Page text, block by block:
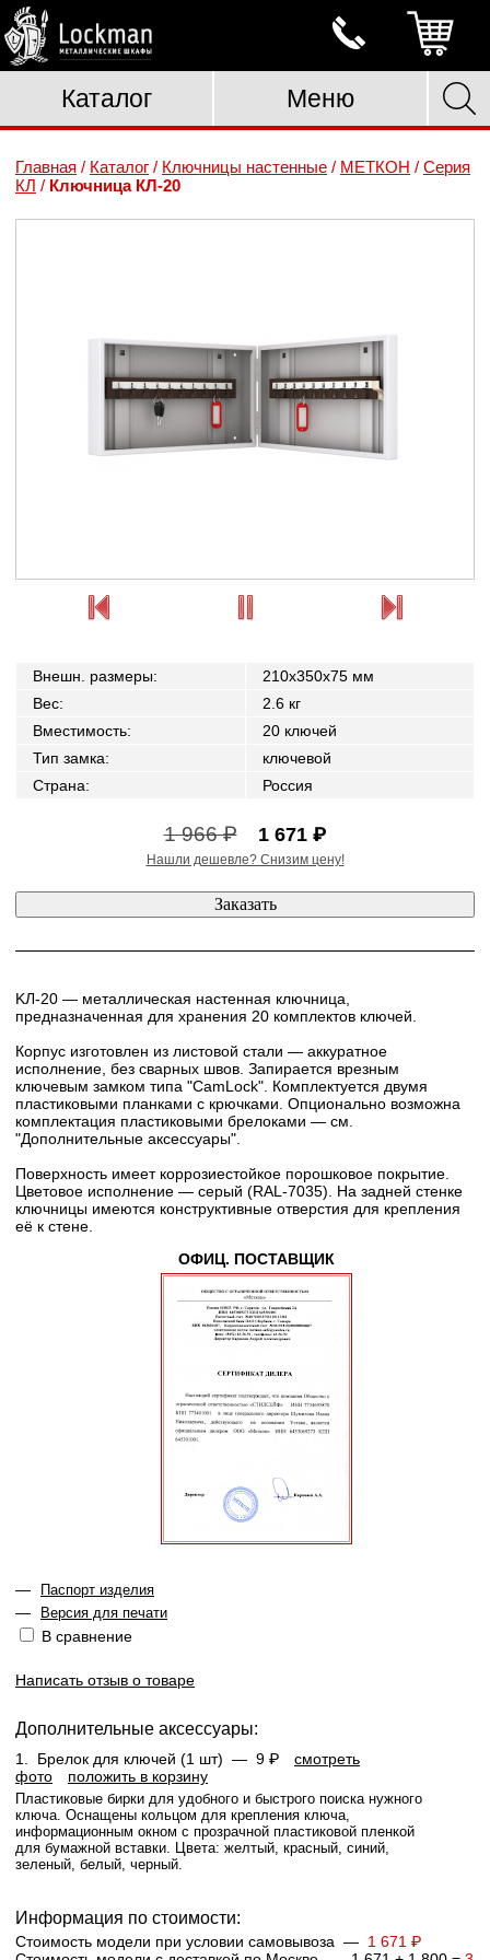
Каталог Меню
Главная / Каталог / Ключницы настенные / МЕТКОН / Серия
КЛ / Ключница КЛ-20
Внешн. размеры:
210x350x75 мм
Вес:
2.6 кг
Вместимость:
20 ключей
Тип замка:
ключевой
Страна: Россия
1 966 ₽ 1 671 ₽
Нашли дешевле? Снизим цену!
KЛ-20 — металлическая настенная ключница,
предназначенная для хранения 20 комплектов ключей.
Корпус изготовлен из листовой стали — аккуратное
исполнение, без сварных швов. Запирается врезным
ключевым замком типа "CamLock". Комплектуется двумя
пластиковыми планками с крючками. Опционально возможна
комплектация пластиковыми брелоками — см.
"Дополнительные аксессуары".
Поверхность имеет коррозиестойкое порошковое покрытие.
Цветовое исполнение — серый (RAL-7035). На задней стенке
ключницы имеются конструктивные отверстия для крепления
её к стене.
ОФИЦ. ПОСТАВЩИК
— Паспорт изделия
— Версия для печати
В сравнение
Написать отзыв о товаре
Дополнительные аксессуары:
1. Брелок для ключей (1 шт) — 9 ₽
смотреть
фото
положить в корзину
Пластиковые бирки для удобного и быстрого поиска нужного
ключа. Оснащены кольцом для крепления ключа,
информационным окном с прозрачной пластиковой пленкой
для бумажной вставки. Цвета: желтый, красный, синий,
зеленый, белый, черный.
Информация по стоимости:
Стоимость модели при условии самовывоза — 1 671 ₽